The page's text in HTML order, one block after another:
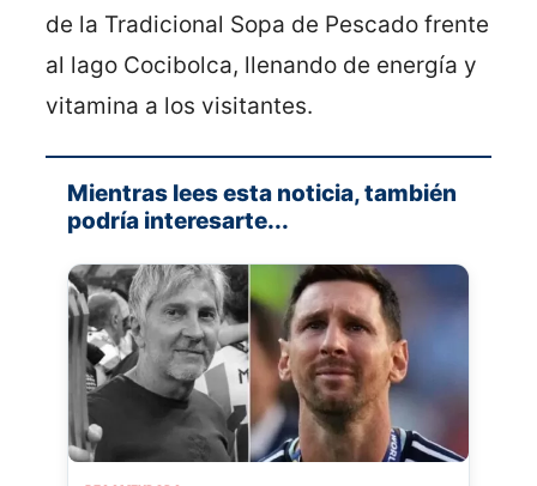
de la Tradicional Sopa de Pescado frente
al lago Cocibolca, llenando de energía y
vitamina a los visitantes.
Mientras lees esta noticia, también
podría interesarte...